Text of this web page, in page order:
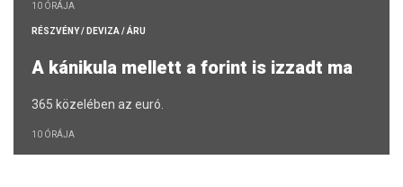
10 ÓRÁJA
RÉSZVÉNY / DEVIZA / ÁRU
A kánikula mellett a forint is izzadt ma
365 közelében az euró.
10 ÓRÁJA